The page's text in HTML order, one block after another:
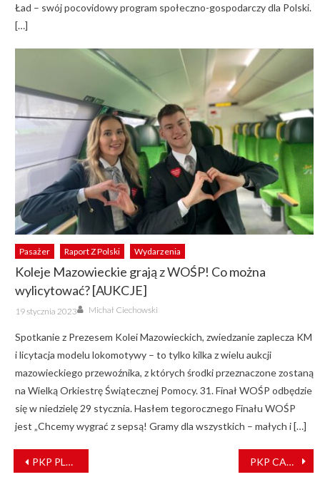
Ład – swój pocovidowy program społeczno-gospodarczy dla Polski.
[…]
Pasażer Raport Z Polski Wydarzenia
Koleje Mazowieckie grają z WOŚP! Co można
wylicytować? [AUKCJE]
Posted
on
19 stycznia 2023 Author
Michał Ciechowski
Spotkanie z Prezesem Kolei Mazowieckich, zwiedzanie zaplecza KM
i licytacja modelu lokomotywy – to tylko kilka z wielu aukcji
mazowieckiego przewoźnika, z których środki przeznaczone zostaną
na Wielką Orkiestrę Świątecznej Pomocy. 31. Finał WOŚP odbędzie
się w niedzielę 29 stycznia. Hasłem tegorocznego Finału WOŚP
jest „Chcemy wygrać z sepsą! Gramy dla wszystkich – małych i […]
NAWIGACJA
WPISU
PKP PLK usprawnią połączenia na linii Szczecin Główny – granica PKP CARGO zrealizuje dodatkowe przewozy węgla